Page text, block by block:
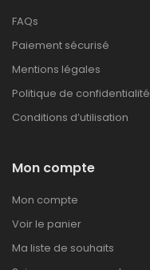
FAQs
Paiement sécurisé
Mentions légales
Politique de confidentialité
Conditions d’utilisation
Mon compte
Mon compte
Voir le panier
Ma liste de souhaits